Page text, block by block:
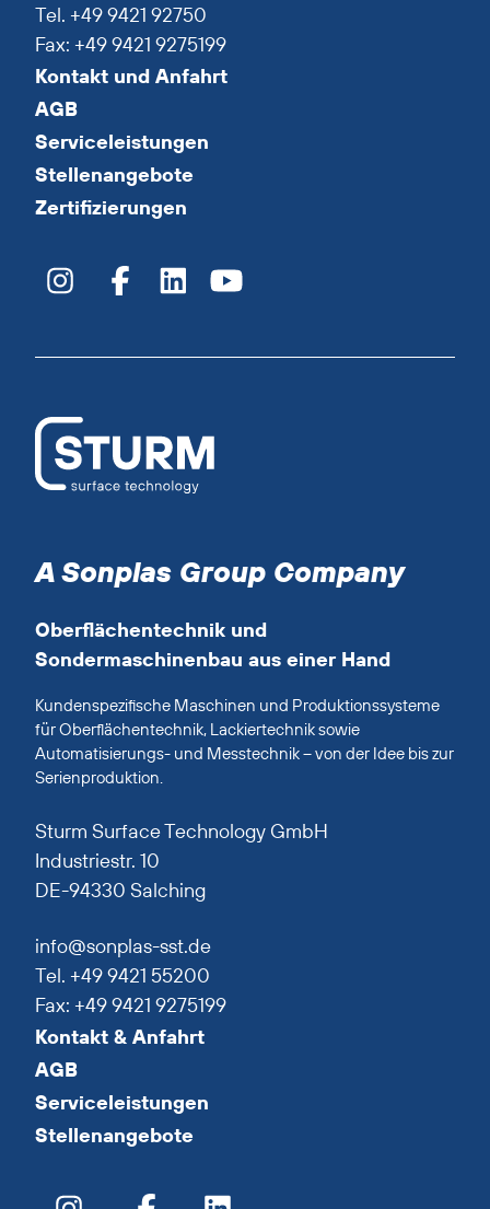
Tel. +49 9421 92750
Fax: +49 9421 9275199
Kontakt und Anfahrt
AGB
Serviceleistungen
Stellenangebote
Zertifizierungen
A Sonplas Group Company
Oberflächentechnik und
Sondermaschinenbau aus einer Hand
Kundenspezifische Maschinen und Produktionssysteme
für Oberflächentechnik, Lackiertechnik sowie
Automatisierungs- und Messtechnik – von der Idee bis zur
Serienproduktion.
Sturm Surface Technology GmbH
Industriestr. 10
DE-94330 Salching
info@sonplas-sst.de
Tel. +49 9421 55200
Fax: +49 9421 9275199
Kontakt & Anfahrt
AGB
Serviceleistungen
Stellenangebote